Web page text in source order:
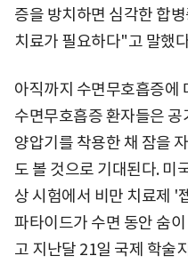
증을 방치하면 심각한 합
치료가 필요하다"고 말했
아직까지 수면무호흡증에
수면무호흡증 환자들은
양압기를 착용한 채 잠을
도 볼 것으로 기대된다. 미
상 시험에서 비만 치료제 '
파타이드가 수면 동안 숨
고 지난달 21일 국제 학술